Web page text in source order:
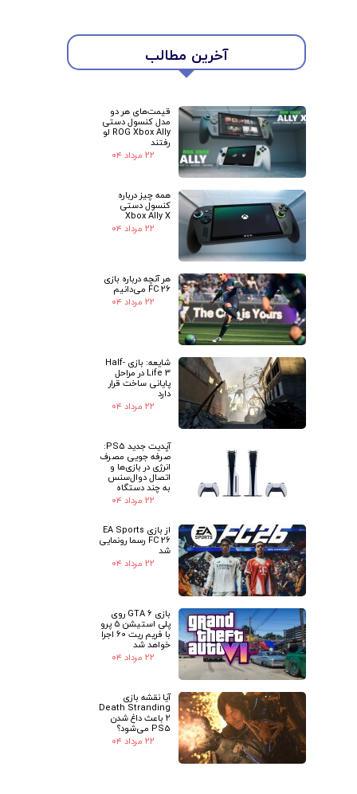
★ آخرین مطالب
قیمت‌های هر دو
مدل کنسول دستی
ROG Xbox Ally لو
رفتند
۲۲ مرداد ۰۴
همه چیز درباره
کنسول دستی
Xbox Ally X
۲۲ مرداد ۰۴
هر آنچه درباره بازی
FC 26 می‌دانیم
۲۲ مرداد ۰۴
شایعه: بازی Half-
Life 3 در مراحل
پایانی ساخت قرار
دارد
۲۲ مرداد ۰۴
آپدیت جدید PS5:
صرفه جویی مصرف
انرژی در بازی‌ها و
اتصال دوال‌سنس
به چند دستگاه
۲۲ مرداد ۰۴
از بازی EA Sports
FC 26 رسما رونمایی
شد
۲۲ مرداد ۰۴
بازی GTA 6 روی
پلی استیشن 5 پرو
با فریم ریت 60 اجرا
خواهد شد
۲۲ مرداد ۰۴
آیا نقشه بازی
Death Stranding
2 باعث داغ شدن
PS5 می‌شود؟
۲۲ مرداد ۰۴